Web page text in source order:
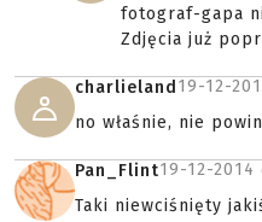
fotograf-gapa
Zdjęcia już
charlieland 19-12-
no właśnie, nie
Pan_Flint19-12-2014
Taki niewciśnięty